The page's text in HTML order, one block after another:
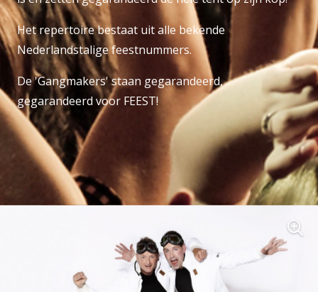
Het repertoire bestaat uit alle bekende
Nederlandstalige feestnummers.
De 'Gangmakers' staan gegarandeerd,
gegarandeerd voor FEEST!